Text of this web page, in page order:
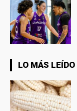
LO MÁS LEÍDO